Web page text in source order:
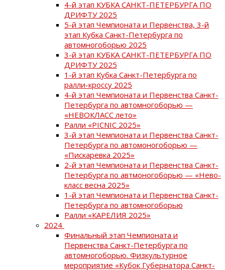
4-й этап КУБКА САНКТ-ПЕТЕРБУРГА ПО
ДРИФТУ 2025
5-й этап Чемпионата и Первенства, 3-й
этап Кубка Санкт-Петербурга по
автомногоборью 2025
3-й этап КУБКА САНКТ-ПЕТЕРБУРГА ПО
ДРИФТУ 2025
1-й этап Кубка Санкт-Петербурга по
ралли-кроссу 2025
4-й этап Чемпионата и Первенства Санкт-
Петербурга по автомногоборью —
«НЕВОКЛАСС лето»
Ралли «PICNIC 2025»
3-й этап Чемпионата и Первенства Санкт-
Петербурга по автомоногоборью —
«Пискаревка 2025»
2-й этап Чемпионата и Первенства Санкт-
Петербурга по автмоногоборью — «Нево-
класс весна 2025»
1-й этап Чемпионата и Первенства Санкт-
Петербурга по автомногоборью
Ралли «КАРЕЛИЯ 2025»
2024
Финальный этап Чемпионата и
Первенства Санкт-Петербурга по
автомногоборью. Физкультурное
мероприятие «Кубок Губернатора Санкт-